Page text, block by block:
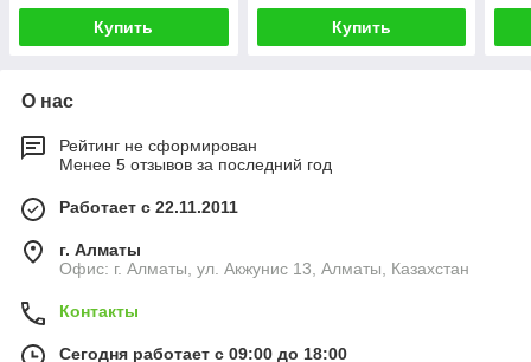
Купить Купить
О нас
Рейтинг не сформирован
Менее 5 отзывов за последний год
Работает с 22.11.2011
г. Алматы
Офис: г. Алматы, ул. Акжунис 13, Алматы, Казахстан
Контакты
Сегодня работает с 09:00 до 18:00